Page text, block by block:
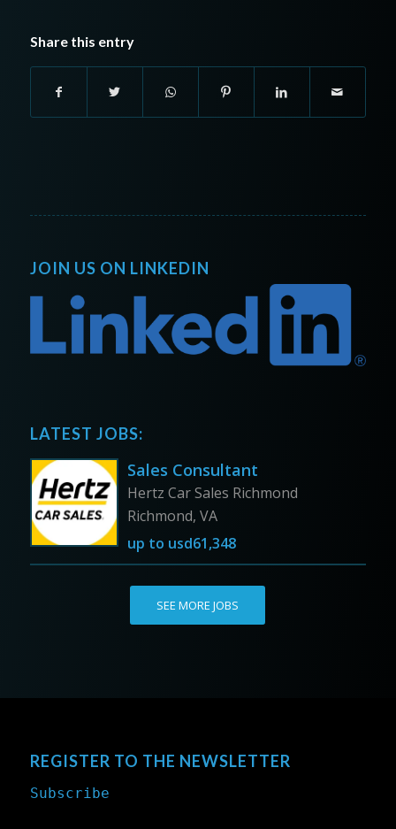
Share this entry
JOIN US ON LINKEDIN
LATEST JOBS:
Sales Consultant
Hertz Car Sales Richmond
Richmond, VA
up to usd61,348
SEE MORE JOBS
REGISTER TO THE NEWSLETTER
Subscribe